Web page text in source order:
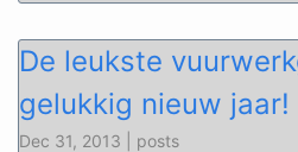
De leukste
gelukkig nieuw jaar!
Dec 31, 2013 | posts